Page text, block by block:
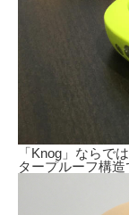
「Knog」ならで
タープルーフ構